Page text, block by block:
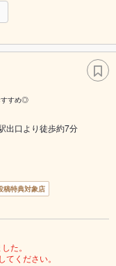
すすめ◎
出口より徒歩約7分
稿特典対象店
た。
ください。